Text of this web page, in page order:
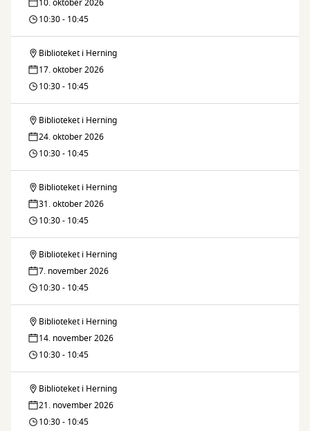
læser
10. oktober 2026
10:30 - 10:45
Børnebibliotekaren
læser
Biblioteket i Herning
17. oktober 2026
10:30 - 10:45
Børnebibliotekaren
læser
Biblioteket i Herning
24. oktober 2026
10:30 - 10:45
Børnebibliotekaren
læser
Biblioteket i Herning
31. oktober 2026
10:30 - 10:45
Børnebibliotekaren
læser
Biblioteket i Herning
7. november 2026
10:30 - 10:45
Børnebibliotekaren
læser
Biblioteket i Herning
14. november 2026
10:30 - 10:45
Børnebibliotekaren
læser
Biblioteket i Herning
21. november 2026
10:30 - 10:45